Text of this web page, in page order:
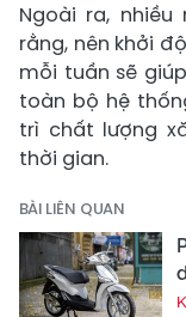
Ngoài ra,
rằng, nên khởi
mỗi tuần sẽ
toàn bộ hệ
trì chất lượng
thời gian.
BÀI LIÊN QUAN